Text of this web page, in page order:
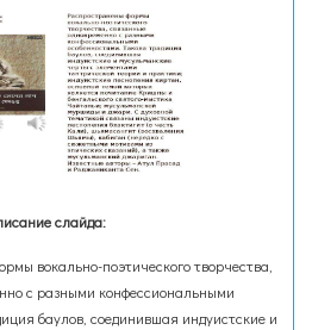
слайда:
вокально-поэтического творчества,
с разными конфессиональными
баулов, соединившая индуистские и